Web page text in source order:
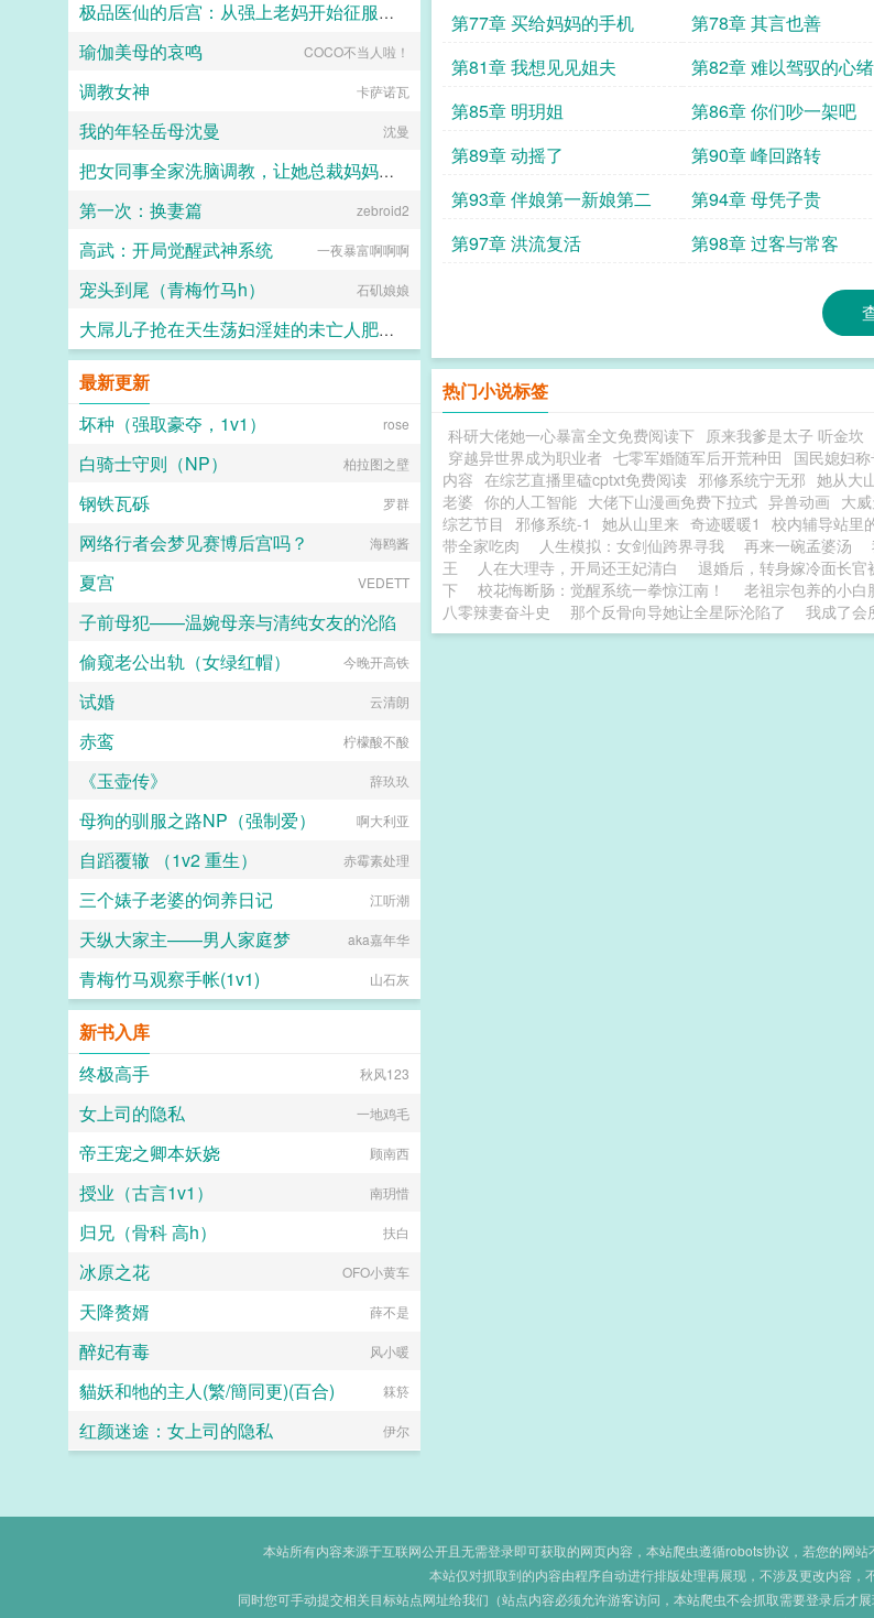
第77章 买给妈妈的手机
第78章 其言也善
第81章 我想见见姐夫
第82章 难以驾驭的心绪
第85章 明玥姐
第86章 你们吵一架吧
第89章 动摇了
第90章 峰回路转
第93章 伴娘第一新娘第二
第94章 母凭子贵
第97章 洪流复活
第98章 过客与常客
热门小说标签
科研大佬她一心暴富全文免费阅读下 原来我爹是太子 听金坎
穿越异世界成为职业者 七零军婚随军后开荒种田 国民媳妇
内容 在综艺直播里磕cptxt免费阅读 邪修系统宁无邪 她从大
老婆 你的人工智能 大佬下山漫画免费下拉式 异兽动画 大
综艺节目
邪修系统-1 她从山里来 奇迹暖暖1 校内辅导站里
带全家吃肉
人生模拟：女剑仙跨界寻我 再来一碗孟婆汤
王
人在大理寺，开局还王妃清白 退婚后，转身嫁冷面长官
下
校花悔断肠：觉醒系统一拳惊江南！ 老祖宗包养的小白
八零辣妻奋斗史
那个反骨向导她让全星际沦陷了 我成了会
极品医仙的后宫：从强上老妈开始征服绿主全家
雨夜独醉
瑜伽美母的哀鸣 COCO不当人啦！
调教女神 卡萨诺瓦
我的年轻岳母沈曼 沈曼
把女同事全家洗脑调教，让她总裁妈妈和警花姐姐成为淫荡的便器母猪
世界在跃动
第一次：换妻篇 zebroid2
高武：开局觉醒武神系统 一夜暴富啊啊啊
宠头到尾（青梅竹马h） 石矶娘娘
大屌儿子抢在天生荡妇淫娃的未亡人肥臀丝袜美母找野男人前用大鸡巴暴力占有骚妈子宫
最新更新
坏种（强取豪夺，1v1）
rose
白骑士守则（NP） 柏拉图之壁
钢铁瓦砾 罗群
网络行者会梦见赛博后宫吗？ 海鸥酱
夏宫 VEDETT
子前母犯——温婉母亲与清纯女友的沦陷
织梦人
偷窥老公出轨（女绿红帽） 今晚开高铁
试婚 云清朗
赤鸾 柠檬酸不酸
《玉壶传》 辞玖玖
母狗的驯服之路NP（强制爱） 啊大利亚
自蹈覆辙 （1v2 重生） 赤霉素处理
三个婊子老婆的饲养日记 江听潮
天纵大家主——男人家庭梦 aka嘉年华
青梅竹马观察手帐(1v1) 山石灰
新书入库
终极高手
秋风123
女上司的隐私 一地鸡毛
帝王宠之卿本妖娆 顾南西
授业（古言1v1） 南玥惜
归兄（骨科 高h） 扶白
冰原之花 OFO小黄车
天降赘婿 薛不是
醉妃有毒 风小暖
貓妖和牠的主人(繁/簡同更)(百合) 箖箊
红颜迷途：女上司的隐私 伊尔
本站所有内容来源于互联网公开且无需登录即可获取的网页内容，本站爬虫遵循robots协议，若您的网
本站仅对抓取到的内容由程序自动进行排版处理再展现，不涉及更改内容，
同时您可手动提交相关目标站点网址给我们（站点内容必须允许游客访问，本站爬虫不会抓取需要登录后才